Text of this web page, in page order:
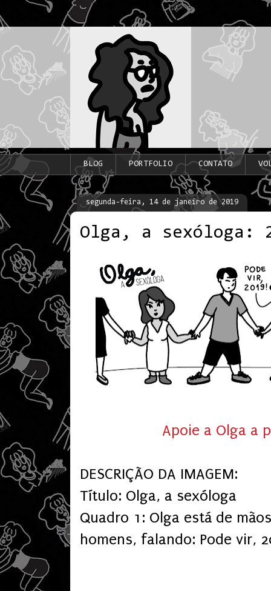
BLOG PORTFOLIO CONTATO
segunda-feira, 14 de janeiro de 2019
Olga, a sexóloga:
Apoie a Olga a
DESCRIÇÃO DA IMAGEM:
Título: Olga, a sexóloga
Quadro 1: Olga está de
homens, falando: Pode vir,